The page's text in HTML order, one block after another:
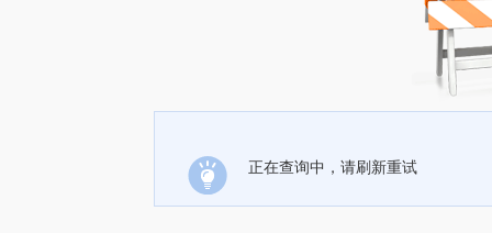
正在查询中，请刷新重试